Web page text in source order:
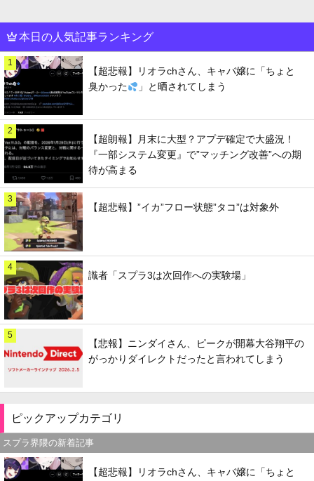
本日の人気記事ランキング
1
【超悲報】リオラchさん、キャバ嬢に「ちょと
臭かった
」と晒されてしまう
2
【超朗報】月末に大型？アプデ確定で大盛況！
『一部システム変更』で”マッチング改善”への期
待が高まる
3
【超悲報】”イカ”フロー状態”タコ”は対象外
4
識者「スプラ3は次回作への実験場」
5
【悲報】ニンダイさん、ピークが開幕大谷翔平の
がっかりダイレクトだったと言われてしまう
ピックアップカテゴリ
スプラ界隈の新着記事
【超悲報】リオラchさん、キャバ嬢に「ちょと